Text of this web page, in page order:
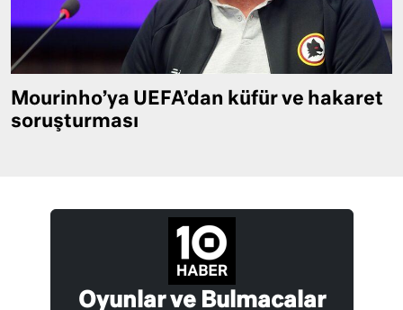
Mourinho’ya UEFA’dan küfür ve hakaret
soruşturması
Oyunlar ve Bulmacalar